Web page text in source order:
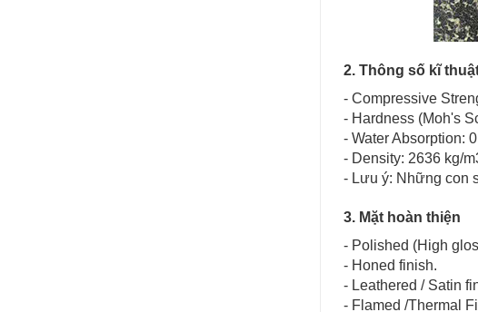
2. Thông số kĩ
- Compressive
- Hardness (Moh's
- Water Absorption:
- Density: 2636 kg/
- Lưu ý: Những con
3. Mặt hoàn thiện
- Polished (High
- Honed finish.
- Leathered / Satin
- Flamed /Thermal